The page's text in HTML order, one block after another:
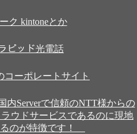
ク kintoneとか
ピッド光電話
コーポレートサイト
Serverで信頼のNTT様からの
ウドサービスであるのに現地
のが特徴です！